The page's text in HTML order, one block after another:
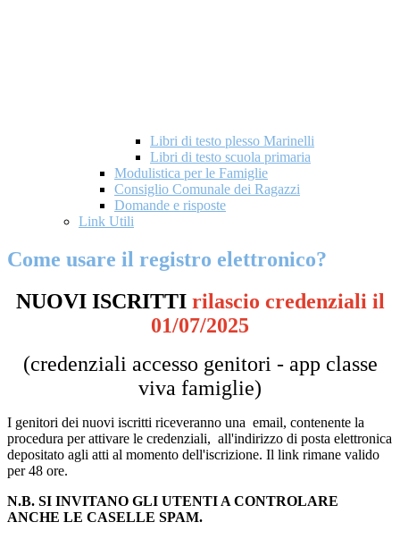
Libri di testo plesso Marinelli
Libri di testo scuola primaria
Modulistica per le Famiglie
Consiglio Comunale dei Ragazzi
Domande e risposte
Link Utili
Come usare il registro elettronico?
NUOVI ISCRITTI rilascio credenziali il
01/07/2025
(credenziali accesso genitori - app classe
viva famiglie)
I genitori dei nuovi iscritti riceveranno una email, contenente la
procedura per attivare le credenziali, all'indirizzo di posta elettronica
depositato agli atti al momento dell'iscrizione. Il link rimane valido
per 48 ore.
N.B. SI INVITANO GLI UTENTI A CONTROLARE
ANCHE LE CASELLE SPAM.